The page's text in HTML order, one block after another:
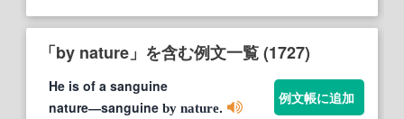
「by nature」を含む例文一覧 (1727)
He is of a sanguine
nature―sanguine by nature.
例文帳に追加